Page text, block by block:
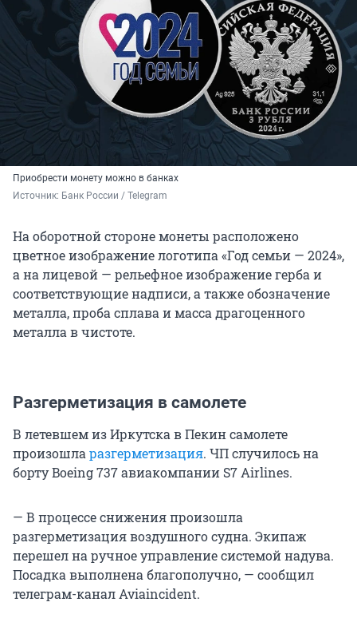
Приобрести монету можно в банках
Источник: Банк России / Telegram
На оборотной стороне монеты расположено
цветное изображение логотипа «Год семьи — 2024»,
а на лицевой — рельефное изображение герба и
соответствующие надписи, а также обозначение
металла, проба сплава и масса драгоценного
металла в чистоте.
Разгерметизация в самолете
В летевшем из Иркутска в Пекин самолете
произошларазгерметизация. ЧП случилось на
борту Boeing 737 авиакомпании S7 Airlines.
— В процессе снижения произошла
разгерметизация воздушного судна. Экипаж
перешел на ручное управление системой надува.
Посадка выполнена благополучно, — сообщил
телеграм-канал Aviaincident.